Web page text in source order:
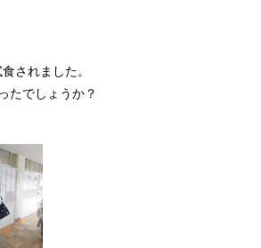
されました。
たでしょうか？